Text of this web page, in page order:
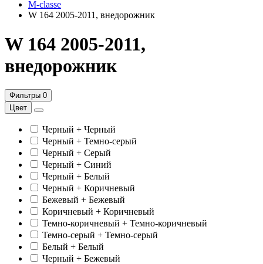
M-classe
W 164 2005-2011, внедорожник
W 164 2005-2011,
внедорожник
Фильтры 0
Цвет
Черный + Черный
Черный + Темно-серый
Черный + Серый
Черный + Синий
Черный + Белый
Черный + Коричневый
Бежевый + Бежевый
Коричневый + Коричневый
Темно-коричневый + Темно-коричневый
Темно-серый + Темно-серый
Белый + Белый
Черный + Бежевый